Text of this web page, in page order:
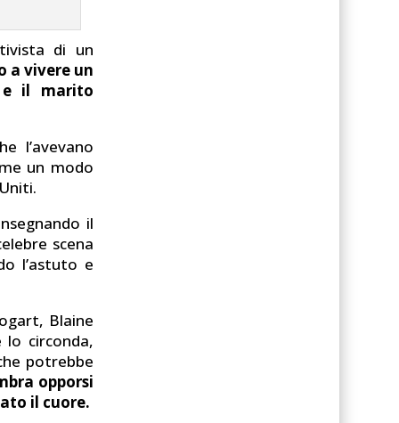
di un
a vivere un
il marito
l’avevano
un modo
il
scena
l’astuto e
Blaine
circonda,
potrebbe
opporsi
il cuore.